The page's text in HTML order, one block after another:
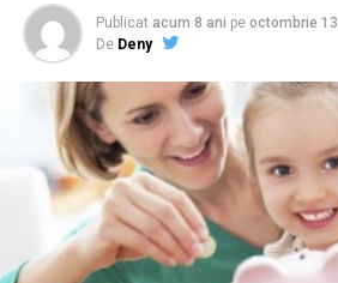
Publicat acum 8 ani pe octombrie
De Deny